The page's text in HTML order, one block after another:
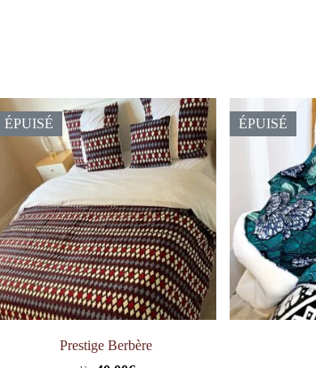
ÉPUISÉ
Prestige Berbère
ÉPUISÉ